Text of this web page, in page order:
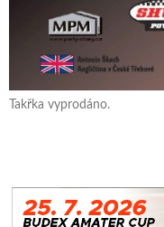
Takřka vyprodáno.